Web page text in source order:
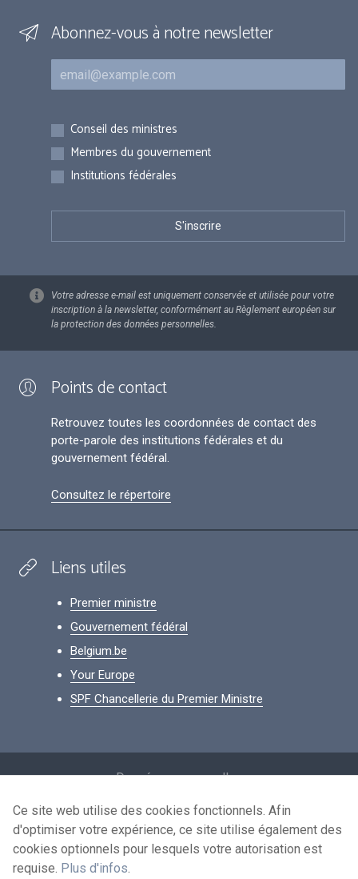
Abonnez-vous à notre newsletter
Courriel
Inscriptions
Conseil des ministres
Membres du gouvernement
Institutions fédérales
Votre adresse e-mail est uniquement conservée et utilisée pour votre
inscription à la newsletter, conformément au Règlement européen sur
la protection des données personnelles.
Points de contact
Retrouvez toutes les coordonnées de contact des
porte-parole des institutions fédérales et du
gouvernement fédéral.
Consultez le répertoire
Liens utiles
Premier ministre
Gouvernement fédéral
Belgium.be
Your Europe
SPF Chancellerie du Premier Ministre
Données personnelles
Conditions de réutilisation
Contactez-nous
Ce site web utilise des cookies fonctionnels. Afin
d'optimiser votre expérience, ce site utilise également des
cookies optionnels pour lesquels votre autorisation est
requise. Plus d'infos.